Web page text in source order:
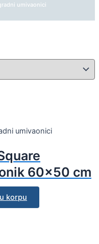
umivaonici
umivaonici
60×50 cm
korpu